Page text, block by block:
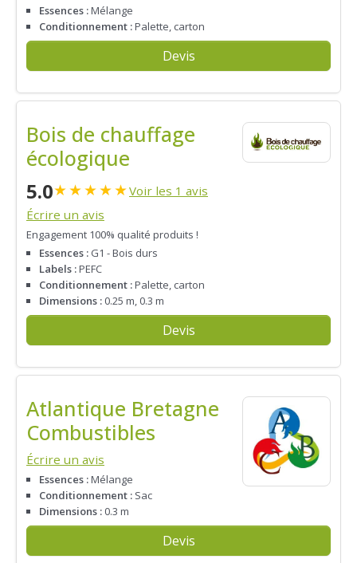
Essences :Mélange
Conditionnement :Palette, carton
Devis
Bois de chauffage
écologique
5.0★★★★★Voir les 1 avis
Écrire un avis
Engagement 100% qualité produits !
Essences : G1 - Bois durs
Labels :PEFC
Conditionnement :Palette, carton
Dimensions : 0.25 m, 0.3 m
Devis
Atlantique Bretagne
Combustibles
Écrire un avis
Essences :Mélange
Conditionnement : Sac
Dimensions : 0.3 m
Devis